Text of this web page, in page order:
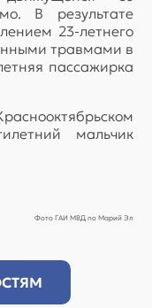
В результате
23-летнего
травмами в
пассажирка
мальчик
Фото ГАИ МВД по Марий Эл